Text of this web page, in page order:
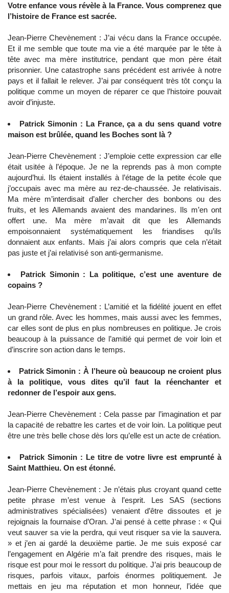
Votre enfance vous révèle à la France. Vous comprenez que
l’histoire de France est sacrée.
Jean-Pierre Chevènement : J’ai vécu dans la France occupée.
Et il me semble que toute ma vie a été marquée par le tête à
tête avec ma mère institutrice, pendant que mon père était
prisonnier. Une catastrophe sans précédent est arrivée à notre
pays et il fallait le relever. J’ai par conséquent très tôt conçu la
politique comme un moyen de réparer ce que l’histoire pouvait
avoir d’injuste.
Patrick Simonin : La France, ça a du sens quand votre
maison est brûlée, quand les Boches sont là ?
Jean-Pierre Chevènement : J’emploie cette expression car elle
était usitée à l’époque. Je ne la reprends pas à mon compte
aujourd’hui. Ils étaient installés à l’étage de la petite école que
j’occupais avec ma mère au rez-de-chaussée. Je relativisais.
Ma mère m’interdisait d’aller chercher des bonbons ou des
fruits, et les Allemands avaient des mandarines. Ils m’en ont
offert une. Ma mère m’avait dit que les Allemands
empoisonnaient systématiquement les friandises qu’ils
donnaient aux enfants. Mais j’ai alors compris que cela n’était
pas juste et j’ai relativisé son anti-germanisme.
Patrick Simonin : La politique, c’est une aventure de
copains ?
Jean-Pierre Chevènement : L’amitié et la fidélité jouent en effet
un grand rôle. Avec les hommes, mais aussi avec les femmes,
car elles sont de plus en plus nombreuses en politique. Je crois
beaucoup à la puissance de l’amitié qui permet de voir loin et
d’inscrire son action dans le temps.
Patrick Simonin : À l’heure où beaucoup ne croient plus
à la politique, vous dites qu’il faut la réenchanter et
redonner de l’espoir aux gens.
Jean-Pierre Chevènement : Cela passe par l’imagination et par
la capacité de rebattre les cartes et de voir loin. La politique peut
être une très belle chose dès lors qu’elle est un acte de création.
Patrick Simonin : Le titre de votre livre est emprunté à
Saint Matthieu. On est étonné.
Jean-Pierre Chevènement : Je n’étais plus croyant quand cette
petite phrase m’est venue à l’esprit. Les SAS (sections
administratives spécialisées) venaient d’être dissoutes et je
rejoignais la fournaise d’Oran. J’ai pensé à cette phrase : « Qui
veut sauver sa vie la perdra, qui veut risquer sa vie la sauvera.
» et j’en ai gardé la deuxième partie. Je me suis exposé car
l’engagement en Algérie m’a fait prendre des risques, mais le
risque est pour moi le ressort du politique. J’ai pris beaucoup de
risques, parfois vitaux, parfois énormes politiquement. Je
mettais en jeu ma réputation et mon honneur, l’idée que